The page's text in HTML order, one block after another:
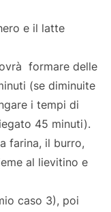
e il latte
formare delle
(se diminuite
i tempi di
45 minuti).
farina, il burro,
al lievitino e
caso 3), poi